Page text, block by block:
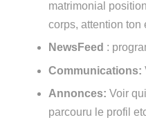
matrimonial
corps, attention ton
NewsFeed :
Communications:
Annonces: Voir
parcouru le profil